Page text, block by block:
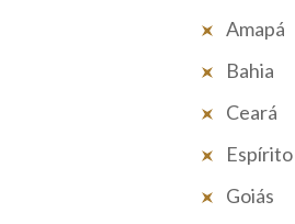
Amapá
Bahia
Ceará
Goiás